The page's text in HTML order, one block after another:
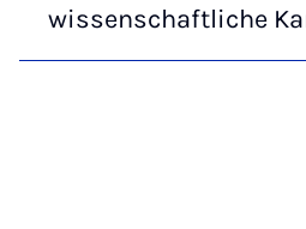
wissenschaftliche